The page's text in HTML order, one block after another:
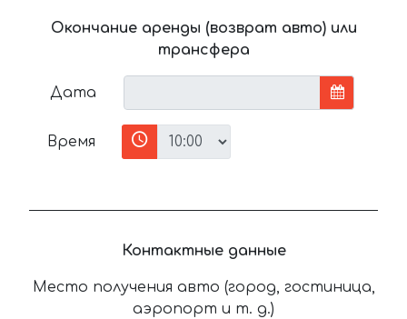
Окончание аренды (возврат авто) или
трансфера
Дата
Время
Контактные данные
Место получения авто (город, гостиница,
аэропорт и т. д.)